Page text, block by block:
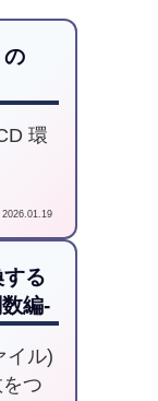
環
2026.01.19
る
編-
イル)
つ